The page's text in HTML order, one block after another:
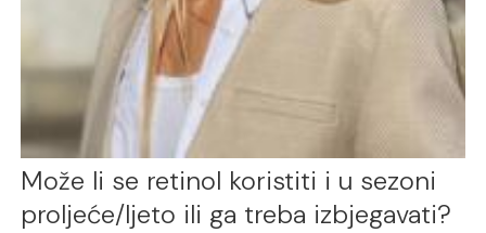
Može li se retinol koristiti i u sezoni
proljeće/ljeto ili ga treba izbjegavati?